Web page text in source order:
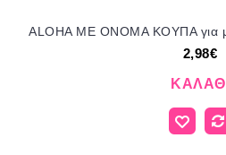
2,98€
ΚΑΛΆΘΙ